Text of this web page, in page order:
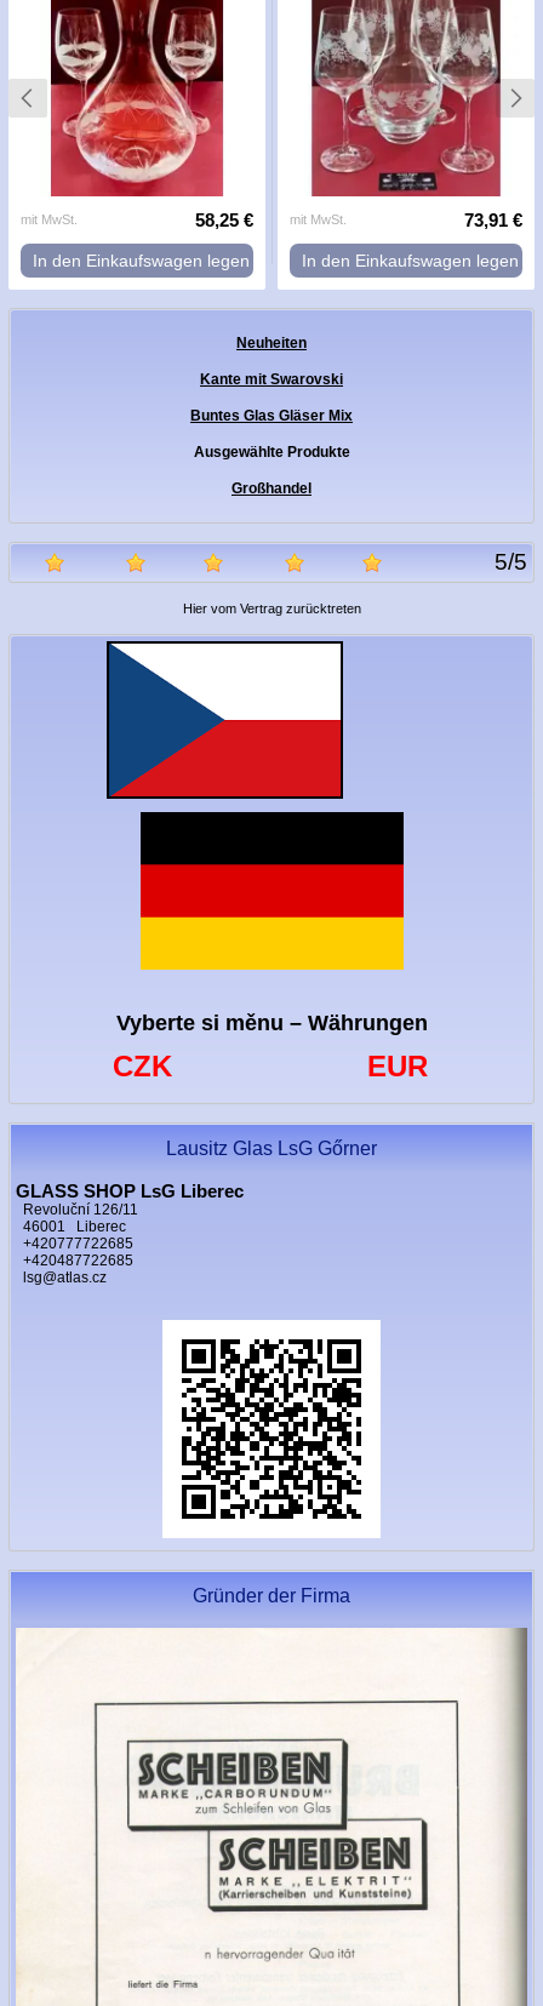
Neuheiten
Kante mit Swarovski
Buntes Glas Gläser Mix
Ausgewählte Produkte
Großhandel
5/5
Hier vom Vertrag zurücktreten
Vyberte si měnu – Währungen
CZK EUR
Lausitz Glas LsG Gőrner
GLASS SHOP LsG Liberec
Revoluční 126/11
46001 Liberec
+420777722685
+420487722685
lsg@atlas.cz
Gründer der Firma
mit MwSt. 58,25 €
In den Einkaufswagen legen
mit MwSt. 73,91 €
In den Einkaufswagen legen